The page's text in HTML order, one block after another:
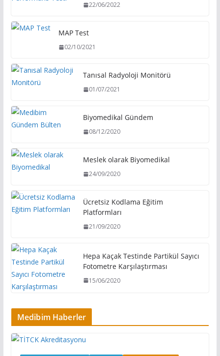
22/06/2022
MAP Test
02/10/2021
Tanısal Radyoloji Monitörü
01/07/2021
Biyomedikal Gündem
08/12/2020
Meslek olarak Biyomedikal
24/09/2020
Ücretsiz Kodlama Eğitim
Platformları
21/09/2020
Hepa Kaçak Testinde Partikül Sayıcı
Fotometre Karşılaştırması
15/06/2020
Medibim Haberler